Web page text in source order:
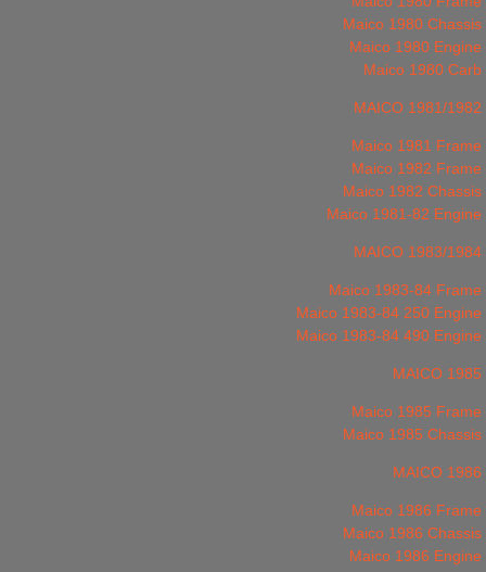
Maico 1980 Chassis
Maico 1980 Engine
Maico 1980 Carb
MAICO 1981/1982
Maico 1981 Frame
Maico 1982 Frame
Maico 1982 Chassis
Maico 1981-82 Engine
MAICO 1983/1984
Maico 1983-84 Frame
Maico 1983-84 250 Engine
Maico 1983-84 490 Engine
MAICO 1985
Maico 1985 Frame
Maico 1985 Chassis
MAICO 1986
Maico 1986 Frame
Maico 1986 Chassis
Maico 1986 Engine